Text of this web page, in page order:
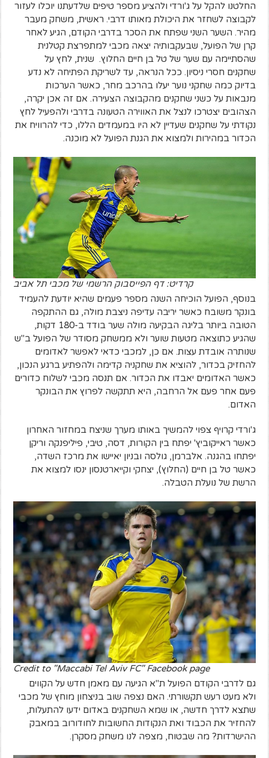
החלטנו להקל על ג'ורדי ולהציע מספר טיפים שלדעתנו יוכלו לעזור
לקבוצה לשחזר את היכולת מאותו דרבי. ראשית, משחק מעבר
מהיר. השער השני שפתח את הסכר בדרבי הקודם, הגיע לאחר
קרן של הפועל, שבעקבותיה יצאה מכבי למתפרצת קטלנית
שהסתיימה עם שער של טל בן חיים החלוץ. שנית, לחץ על
שחקנים חסרי ניסיון. ככל הנראה, עד לשריקת הפתיחה לא נדע
בדיוק כמה שחקני נוער יעלו בהרכב מחר, כאשר הערכות
מנבאות על כשני שחקנים מהקבוצה הצעירה. אם זה אכן יקרה,
הצהובים יצטרכו לנצל את האווירה הטעונה בדרבי ולהפעיל לחץ
נקודתי על שחקנים שעדיין לא היו במעמדים הללו, כדי להרוויח את
הכדור במהירות ולמצוא את הגנת הפועל לא מוכנה.
קרדיט: דף הפייסבוק הרשמי של מכבי תל אביב
בנוסף, הפועל הוכיחה השנה מספר פעמים שהיא יודעת להעמיד
בונקר משובח כאשר יריבה עדיפה ניצבת מולה, גם ההתקפה
הטובה ביותר בליגה הבקיעה מולה שער בודד ב-180 דקות,
שהגיע כתוצאה מטעות שוער ולא ממשחק מסודר של הפועל ב"ש
שנותרה אובדת עצות. אם כן, למכבי כדאי לאפשר לאדומים
להחזיק בכדור, להוציא את שחקניה קדימה ולהפתיע ברגע הנכון,
כאשר האדומים יאבדו את הכדור. אם תנסה מכבי לשלוח כדורים
פעם אחר פעם אל הרחבה, היא תתקשה לפרוץ את הבונקר
האדום.
ג'ורדי קרויף צפוי להמשיך באותו מערך שניצח במחזור האחרון
כאשר ראייקוביץ' יפתח בין הקורות, דסה, טיבי, פיליפנקה וריקן
יפתחו בהגנה. אלברמן, גולסה ובניון יאיישו את מרכז השדה,
כאשר טל בן חיים (החלוץ), יצחקי וקייארטנסון ינסו למצוא את
הרשת של נועלת הטבלה.
Credit to "Maccabi Tel Aviv FC" Facebook page
גם לדרבי הקודם הפועל ת"א הגיעה עם מאמן חדש על הקווים
ולא מעט רעש תקשורתי. האם נצפה שוב בניצחון מוחץ של מכבי
שתצא לדרך חדשה, או שמא השחקנים באדום ידעו להתעלות,
להחזיר את הכבוד ואת הנקודות החשובות לחודורוב במאבק
ההישרדות? מה שבטוח, מצפה לנו משחק מסקרן.